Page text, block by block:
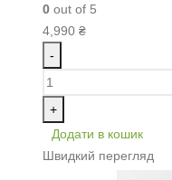
0 out of 5
4,990 ₴
-
+
Додати в кошик
Швидкий перегляд